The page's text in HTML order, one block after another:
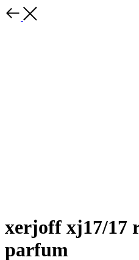
xerjoff xj17/17
parfum